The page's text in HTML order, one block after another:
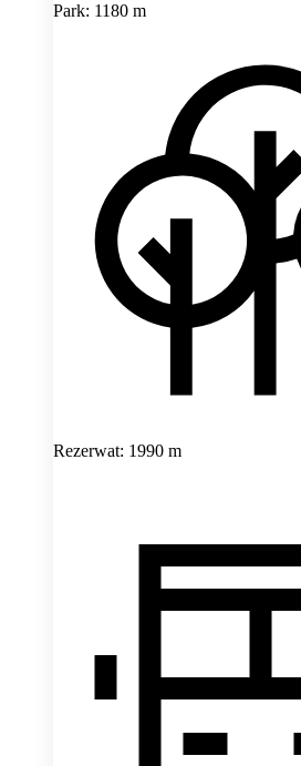
Park: 1180 m
Rezerwat: 1990 m